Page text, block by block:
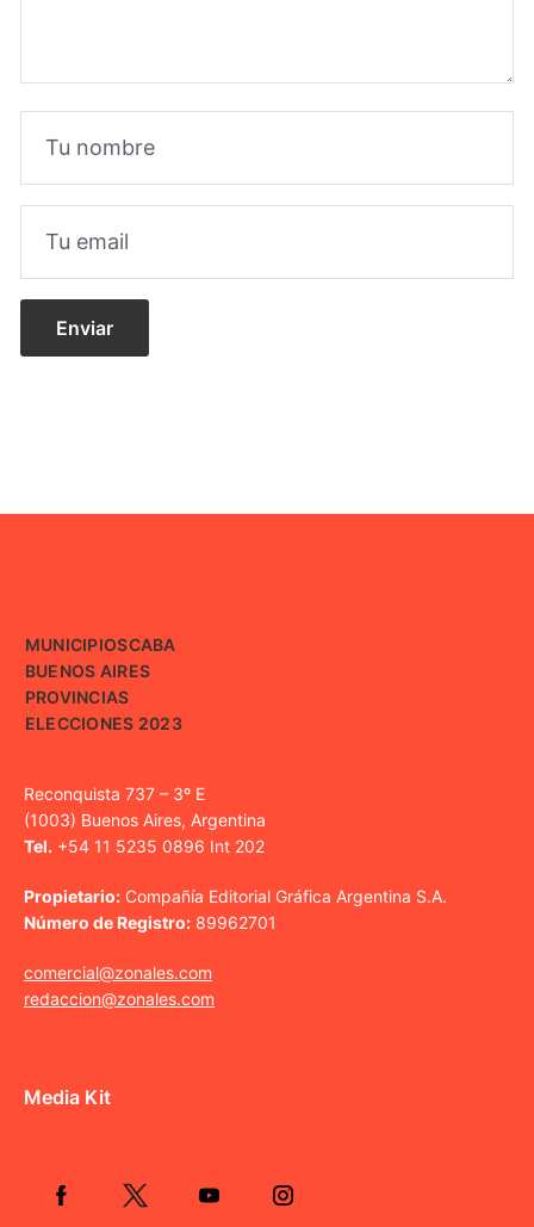
MUNICIPIOSCABA
BUENOS AIRES
PROVINCIAS
ELECCIONES 2023
Reconquista 737 – 3º E
(1003) Buenos Aires, Argentina
Tel. +54 11 5235 0896 Int 202
Propietario: Compañía Editorial Gráfica Argentina S.A.
Número de Registro: 89962701
comercial@zonales.com
redaccion@zonales.com
Media Kit